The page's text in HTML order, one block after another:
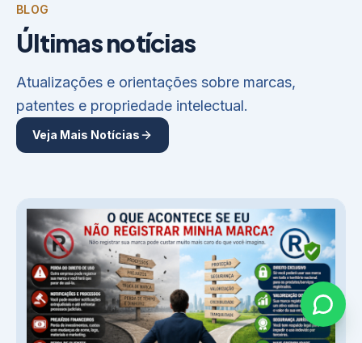
BLOG
Últimas notícias
Atualizações e orientações sobre marcas,
patentes e propriedade intelectual.
Veja Mais Notícias